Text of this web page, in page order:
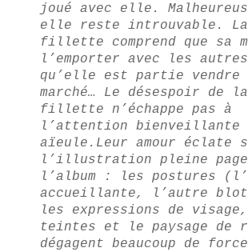
joué avec elle.
elle reste introuvable. La
fillette comprend que sa
l’emporter avec les autres
qu’elle est partie vendre
marché… Le désespoir de la
fillette n’échappe pas à
l’attention bienveillante
aïeule. Leur amour éclate
l’illustration pleine page
l’album : les postures
accueillante, l’autre
les expressions de
teintes et le paysage de
dégagent beaucoup de